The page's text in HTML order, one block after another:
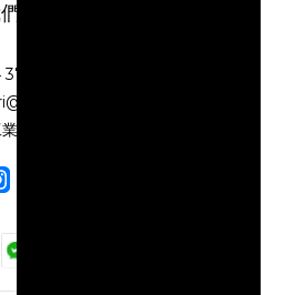
大廈第二期10樓N室